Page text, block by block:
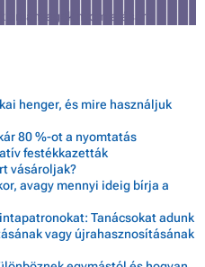
nyomtatására
henger, és mire használjuk
80 %-ot a nyomtatás
festékkazetták
vásároljak?
avagy mennyi ideig bírja a
Tanácsokat adunk
vagy újrahasznosításának